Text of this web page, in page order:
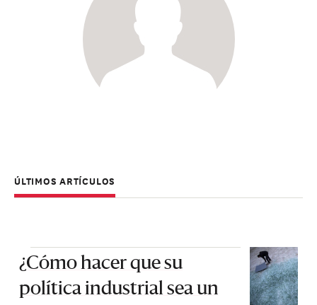
ÚLTIMOS ARTÍCULOS
¿Cómo hacer que su
política industrial sea un